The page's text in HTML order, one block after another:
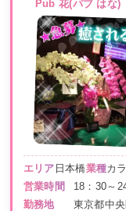
Pub 花(パブ はな)
エリア 日本橋業種カ
営業時間
18：30～
勤務地
東京都中